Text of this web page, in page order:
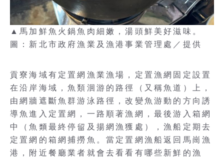
▲馬加鮮魚火鍋魚肉細嫩，湯頭鮮美好滋味。
圖：新北市政府漁業及漁港事業管理處／提供
貢寮海域有定置網漁業漁場，定置漁網固定設置
在沿岸海域，魚類洄游的路徑（又稱魚道）上，
由網牆遮斷魚群游泳路徑，改變魚游動的方向誘
導魚進入定置網，一路順著漁網，最後游入箱網
中（魚類最終停留及揚網漁獲處），漁船定期去
定置網的箱網捕撈魚。當定置網漁船返回馬崗漁
港，附近餐廳業者就會去看看有哪些新鮮的漁